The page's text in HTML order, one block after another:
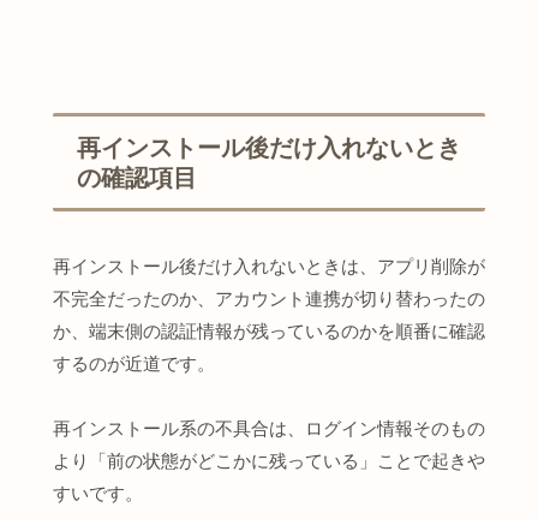
再インストール後だけ入れないとき
の確認項目
再インストール後だけ入れないときは、アプリ削除が
不完全だったのか、アカウント連携が切り替わったの
か、端末側の認証情報が残っているのかを順番に確認
するのが近道です。
再インストール系の不具合は、ログイン情報そのもの
より「前の状態がどこかに残っている」ことで起きや
すいです。